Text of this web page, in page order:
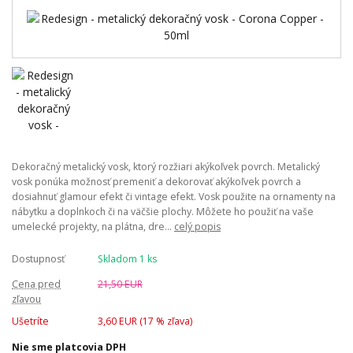
Dekoračný metalický vosk, ktorý rozžiari akýkoľvek povrch. Metalický
vosk ponúka možnosť premeniť a dekorovať akýkoľvek povrch a
dosiahnuť glamour efekt či vintage efekt. Vosk použite na ornamenty na
nábytku a doplnkoch či na väčšie plochy. Môžete ho použiť na vaše
umelecké projekty, na plátna, dre... celý popis
Dostupnosť
Skladom 1 ks
Cena pred
zľavou
21,50 EUR
Ušetríte 3,60 EUR (17 % zľava)
Nie sme platcovia DPH